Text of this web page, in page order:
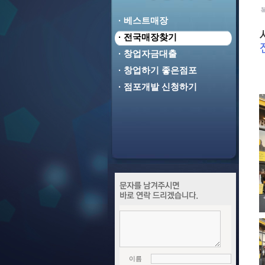
· 베스트매장
· 전국매장찾기
· 창업자금대출
· 창업하기 좋은점포
· 점포개발 신청하기
이름